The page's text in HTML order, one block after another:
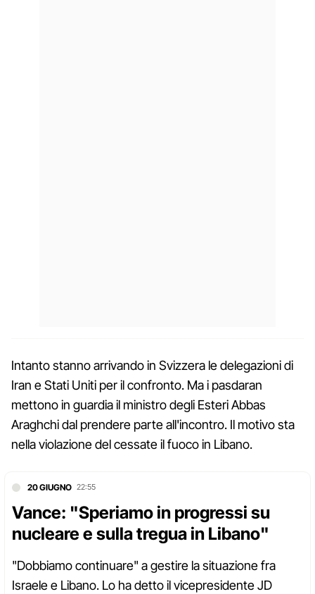
Intanto stanno arrivando in Svizzera le delegazioni di
Iran e Stati Uniti per il confronto. Ma i pasdaran
mettono in guardia il ministro degli Esteri Abbas
Araghchi dal prendere parte all'incontro. Il motivo sta
nella violazione del cessate il fuoco in Libano.
20 GIUGNO 22:55
Vance: "Speriamo in progressi su
nucleare e sulla tregua in Libano"
"Dobbiamo continuare" a gestire la situazione fra
Israele e Libano. Lo ha detto il vicepresidente JD